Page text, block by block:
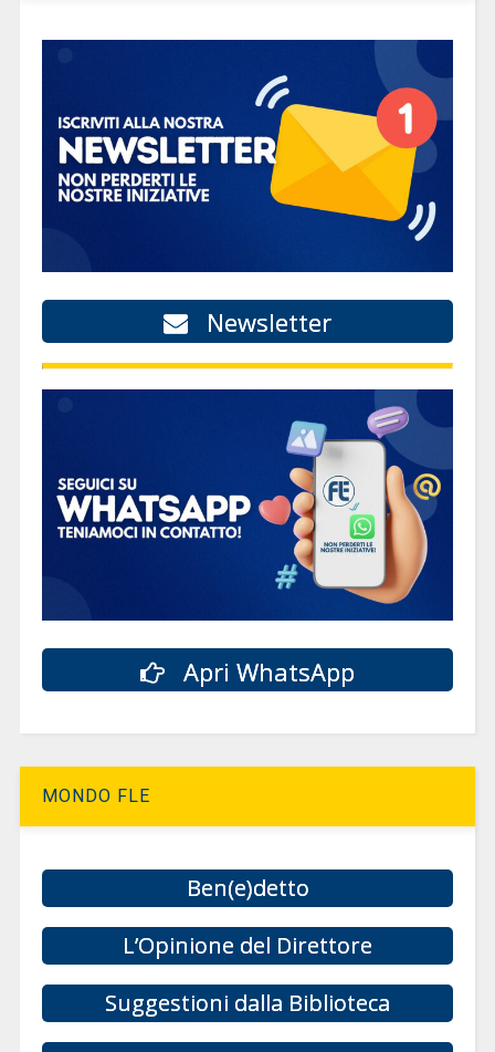
Newsletter
Apri WhatsApp
MONDO FLE
Ben(e)detto
L’Opinione del Direttore
Suggestioni dalla Biblioteca